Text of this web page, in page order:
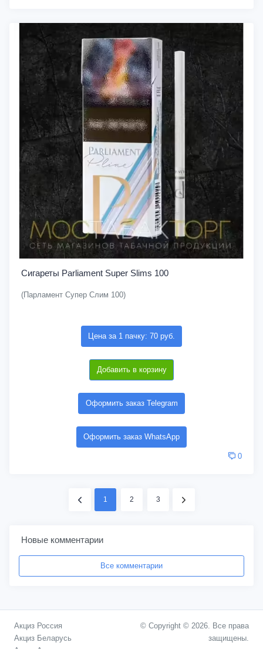
Сигареты Parliament Super Slims 100
(Парламент Супер Слим 100)
Цена за 1 пачку: 70 руб.
Добавить в корзину
Оформить заказ Telegram
Оформить заказ WhatsApp
0
1 2 3
Новые комментарии
Все комментарии
Акциз Россия
Акциз Беларусь
© Copyright © 2026. Все права
защищены.